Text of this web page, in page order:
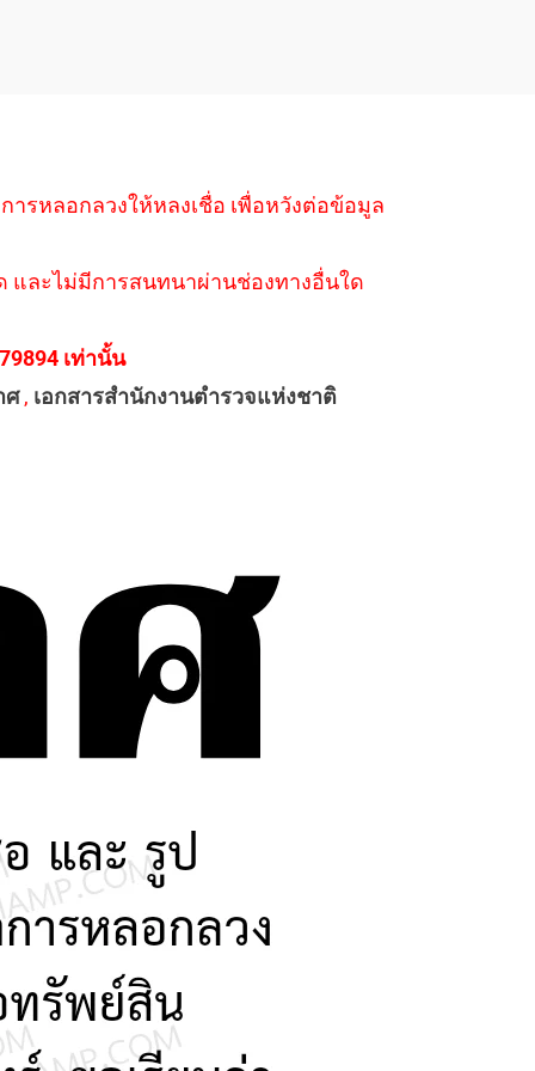
รหลอกลวงให้หลงเชื่อ เพื่อหวังต่อข้อมูล
และไม่มีการสนทนาผ่านช่องทางอื่นใด
เท่านั้น
ศ, เอกสารสำนักงานตำรวจแห่งชาติ